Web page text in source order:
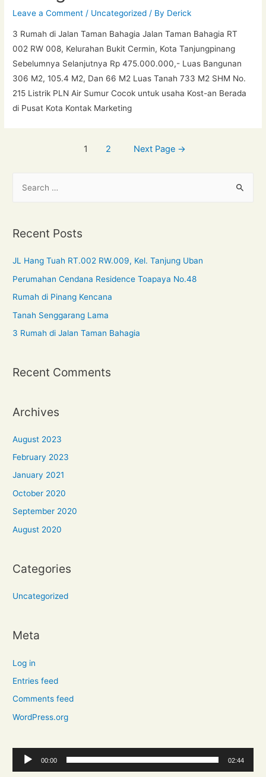
Leave a Comment / Uncategorized / By Derick
3 Rumah di Jalan Taman Bahagia Jalan Taman Bahagia RT
002 RW 008, Kelurahan Bukit Cermin, Kota Tanjungpinang
Sebelumnya Selanjutnya Rp 475.000.000,- Luas Bangunan
306 M2, 105.4 M2, Dan 66 M2 Luas Tanah 733 M2 SHM No.
215 Listrik PLN Air Sumur Cocok untuk usaha Kost-an Berada
di Pusat Kota Kontak Marketing
1 2 Next Page →
Recent Posts
JL Hang Tuah RT.002 RW.009, Kel. Tanjung Uban
Perumahan Cendana Residence Toapaya No.48
Rumah di Pinang Kencana
Tanah Senggarang Lama
3 Rumah di Jalan Taman Bahagia
Recent Comments
Archives
August 2023
February 2023
January 2021
October 2020
September 2020
August 2020
Categories
Uncategorized
Meta
Log in
Entries feed
Comments feed
WordPress.org
u
00:00 02:44